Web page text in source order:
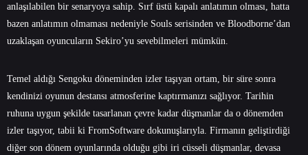
anlaşılabilen bir senaryoya sahip. Sırf üstü kapalı anlatımın olması, hatta
bazen anlatımın olmaması nedeniyle Souls serisinden ve Bloodborne’dan
uzaklaşan oyuncuların Sekiro’yu sevebilmeleri mümkün.
Temel aldığı Sengoku döneminden izler taşıyan ortam, bir süre sonra
kendinizi oyunun destansı atmosferine kaptırmanızı sağlıyor. Tarihin
ruhuna uygun şekilde tasarlanan çevre kadar düşmanlar da o dönemden
izler taşıyor, tabii ki FromSoftware dokunuşlarıyla. Firmanın geliştirdiği
diğer son dönem oyunlarında olduğu gibi iri cüsseli düşmanlar, devasa